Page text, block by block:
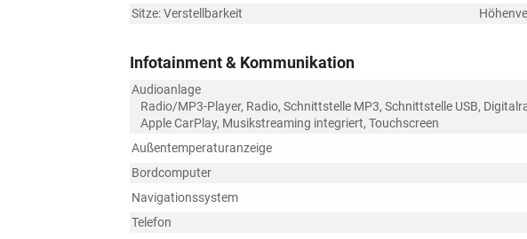
Sitze: Verstellbarkeit
Infotainment & Kommunikation
Audioanlage
Radio/MP3-Player, Radio, Schnittstelle MP3, Schnittstelle USB,
Apple CarPlay, Musikstreaming integriert, Touchscreen
Außentemperaturanzeige
Bordcomputer
Navigationssystem
Telefon